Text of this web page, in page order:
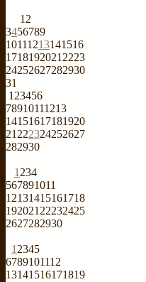
1 2
3456789
10111213141516
1718192021 2223
24252627282930
31
1 23456
78910111213
14151617181920
21 222324252627
282930
1 234
567891011
12131415161718
192021 22232425
2627282930
1 2345
6789101112
13141516171819